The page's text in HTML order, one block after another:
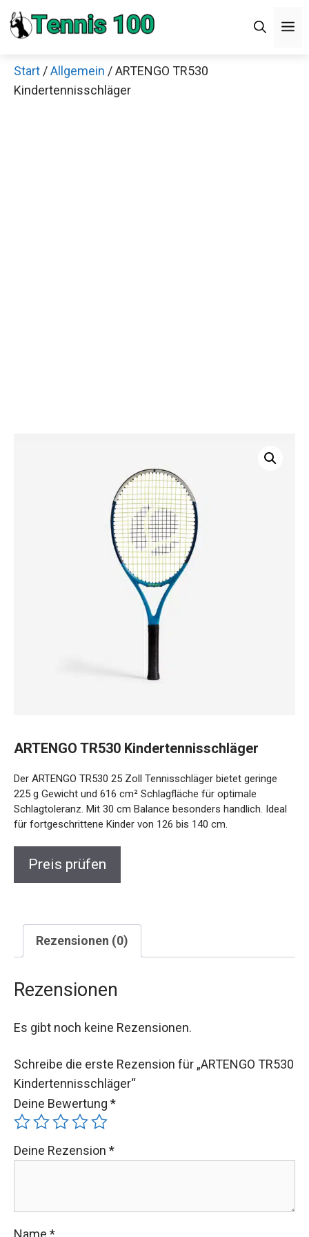
Zum
Inhalt
Start /Allgemein / ARTENGO TR530
Kindertennisschläger
ARTENGO TR530 Kindertennisschläger
Der ARTENGO TR530 25 Zoll Tennisschläger bietet geringe
225 g Gewicht und 616 cm² Schlagfläche für optimale
Schlagtoleranz. Mit 30 cm Balance besonders handlich. Ideal
für fortgeschrittene Kinder von 126 bis 140 cm.
Preis prüfen
Rezensionen (0)
Rezensionen
Es gibt noch keine Rezensionen.
Schreibe die erste Rezension für „ARTENGO TR530
Kindertennisschläger“
Deine Bewertung *
Deine Rezension *
Name *